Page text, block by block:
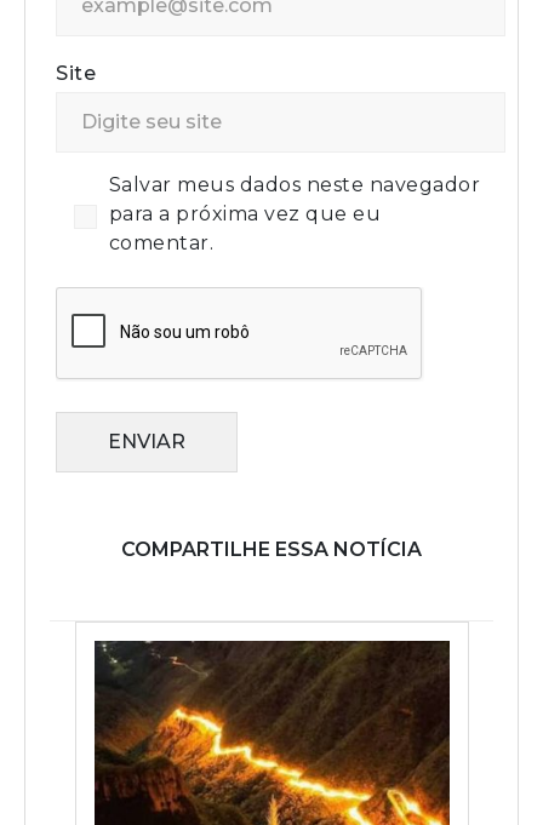
Site
Salvar meus dados neste navegador
para a próxima vez que eu
comentar.
ENVIAR
COMPARTILHE ESSA NOTÍCIA